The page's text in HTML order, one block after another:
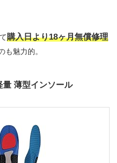
購入日より18ヶ月無償修理
も魅力的。
薄型インソール